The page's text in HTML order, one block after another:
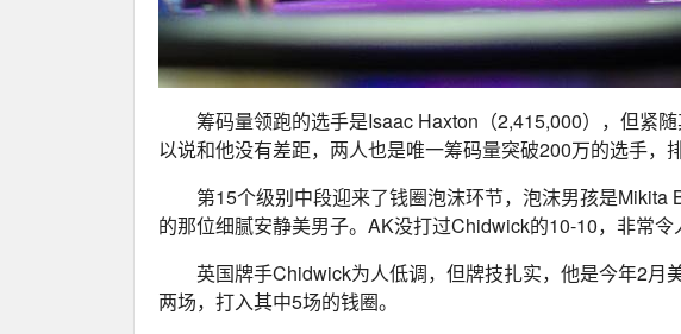
筹码量领跑的选手是Isaac Haxton（2,415,000），但紧
以说和他没有差距，两人也是唯一筹码量突破200万的选手，
第15个级别中段迎来了钱圈泡沫环节，泡沫男孩是
的那位细腻安静美男子。AK没打过Chidwick的10-10，非常令
英国牌手Chidwick为人低调，但牌技扎实，他是今年2月
两场，打入其中5场的钱圈。